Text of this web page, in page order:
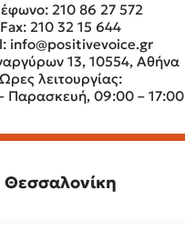
210 86 27 572
Fax: 210 32 15 644
info@positivevoice.gr
13, 10554, Αθήνα
λειτουργίας:
Παρασκευή, 09:00 – 17:00
Θεσσαλονίκη